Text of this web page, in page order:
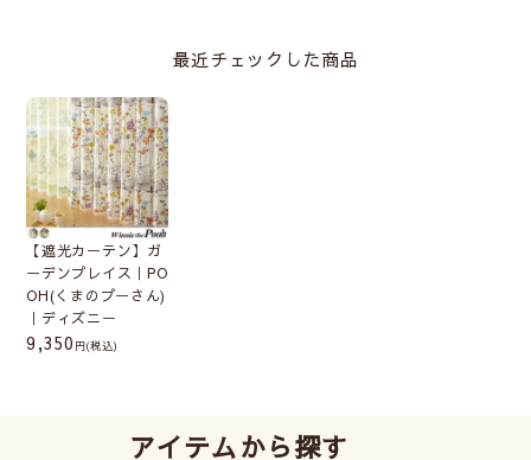
最近チェックした商品
【遮光カーテン】ガ
ーデンプレイス｜PO
OH(くまのプーさん)
｜ディズニー
9,350 (税込)
アイテムから探す